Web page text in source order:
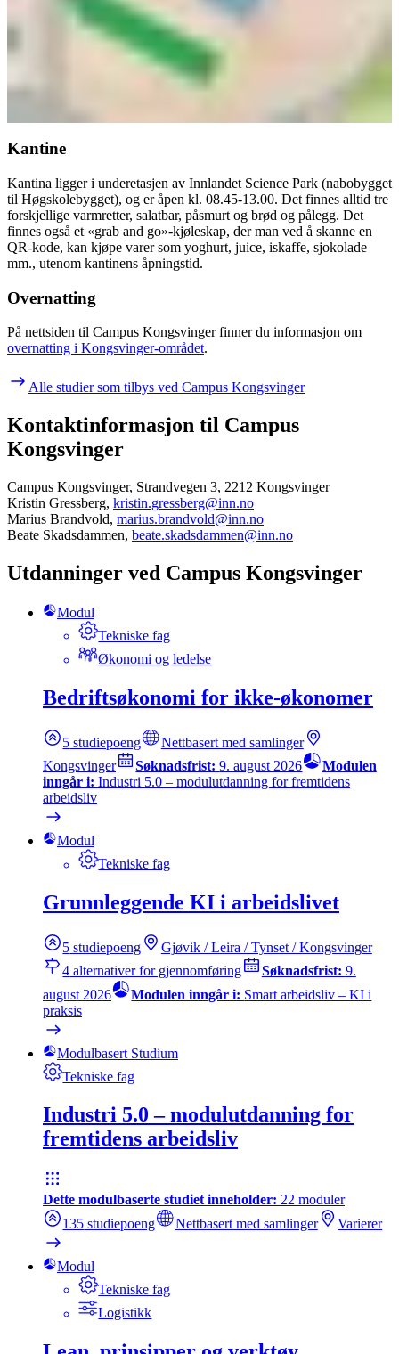
Kantine
Kantina ligger i underetasjen av Innlandet Science Park (nabobygget
til Høgskolebygget), og er åpen kl. 08.45-13.00. Det finnes alltid tre
forskjellige varmretter, salatbar, påsmurt og brød og pålegg. Det
finnes også et «grab and go»-kjøleskap, der man ved å skanne en
QR-kode, kan kjøpe varer som yoghurt, juice, iskaffe, sjokolade
mm., utenom kantinens åpningstid.
Overnatting
På nettsiden til Campus Kongsvinger finner du informasjon om
overnatting i Kongsvinger-området.
Alle studier som tilbys ved Campus Kongsvinger
Kontaktinformasjon til Campus
Kongsvinger
Campus Kongsvinger, Strandvegen 3, 2212 Kongsvinger
Kristin Gressberg, kristin.gressberg@inn.no
Marius Brandvold, marius.brandvold@inn.no
Beate Skadsdammen, beate.skadsdammen@inn.no
Utdanninger ved Campus Kongsvinger
Modul
Tekniske fag
Økonomi og ledelse
Bedriftsøkonomi for ikke-økonomer
5 studiepoeng
Nettbasert med samlinger
Kongsvinger
Søknadsfrist:9. august 2026
Modulen
inngår i: Industri 5.0 – modulutdanning for fremtidens
arbeidsliv
Modul
Tekniske fag
Grunnleggende KI i arbeidslivet
5 studiepoeng
Gjøvik / Leira / Tynset / Kongsvinger
4 alternativer for gjennomføring Søknadsfrist: 9.
august 2026
Modulen inngår i: Smart arbeidsliv – KI i
praksis
Modulbasert Studium
Tekniske fag
Industri 5.0 – modulutdanning for
fremtidens arbeidsliv
Dette modulbaserte studiet inneholder: 22 moduler
135 studiepoeng Nettbasert med samlinger Varierer
Modul
Tekniske fag
Logistikk